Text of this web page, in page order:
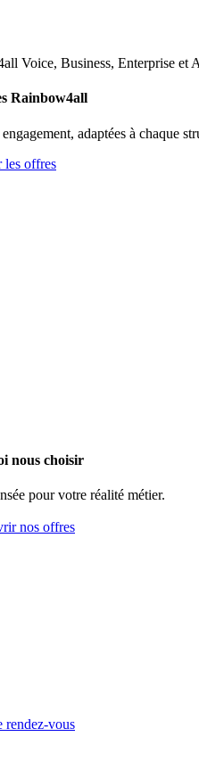
Rainbow4all
adaptées à chaque
les offres
nous choisir
pour votre réalité métier.
nos offres
rendez-vous